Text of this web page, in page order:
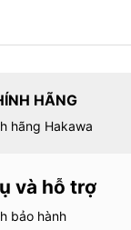
HÃNG
hãng Hakawa
và hỗ trợ
bảo hành